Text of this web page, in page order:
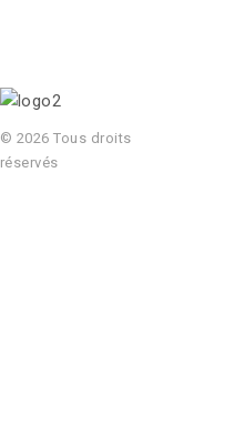
© 2026 Tous droits
réservés